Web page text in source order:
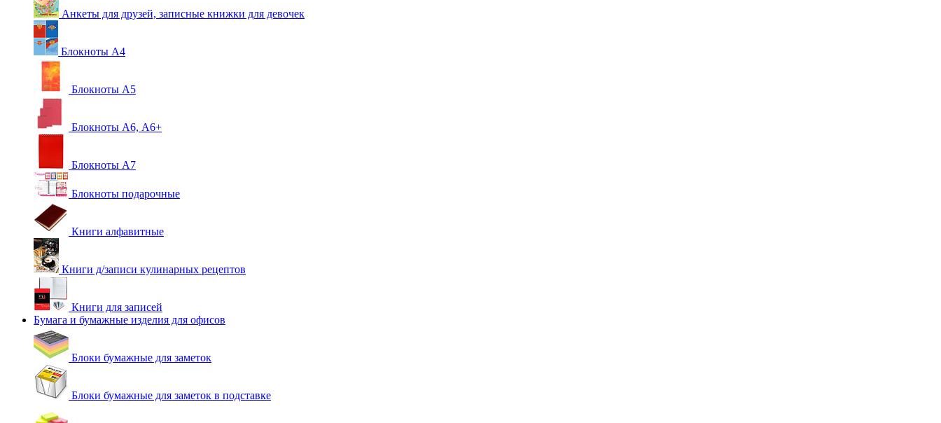
Анкеты для друзей, записные книжки для девочек
Блокноты А4
Блокноты А5
Блокноты А6, А6+
Блокноты А7
Блокноты подарочные
Книги алфавитные
Книги д/записи кулинарных рецептов
Книги для записей
Бумага и бумажные изделия для офисов
Блоки бумажные для заметок
Блоки бумажные для заметок в подставке